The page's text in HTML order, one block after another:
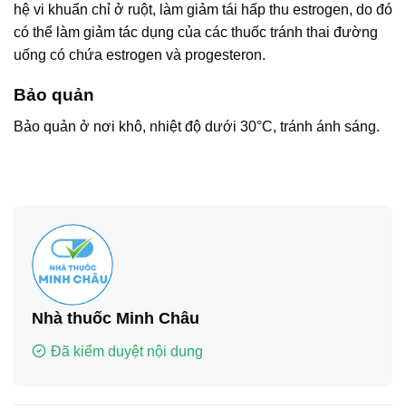
hệ vi khuẩn chỉ ở ruột, làm giảm tái hấp thu estrogen, do đó
có thể làm giảm tác dụng của các thuốc tránh thai đường
uống có chứa estrogen và progesteron.
Bảo quản
Bảo quản ở nơi khô, nhiệt độ dưới 30°C, tránh ánh sáng.
Nhà thuốc Minh Châu
Đã kiểm duyệt nội dung